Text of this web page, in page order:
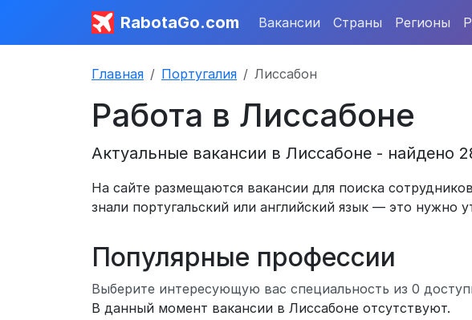
RabotaGo.com Вакансии Страны Регионы
Главная Португалия Лиссабон
Работа в Лиссабоне
Актуальные вакансии в Лиссабоне - найдено
На сайте размещаются вакансии для поиска
знали португальский или английский язык — это нужно
Популярные профессии
Выберите интересующую вас специальность из 0
В данный момент вакансии в Лиссабоне отсутствуют.